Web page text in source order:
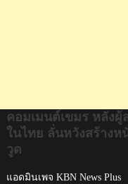
คอมเมนต์เขมร หลัง
ในไทย ลั่นหวังสร้างห
วูด
แอดมินเพจ KBN News Plus